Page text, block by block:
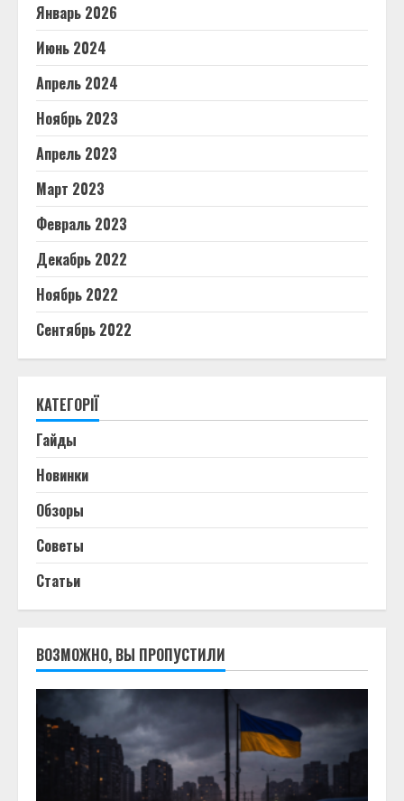
Январь 2026
Июнь 2024
Апрель 2024
Ноябрь 2023
Апрель 2023
Март 2023
Февраль 2023
Декабрь 2022
Ноябрь 2022
Сентябрь 2022
КАТЕГОРІЇ
Гайды
Новинки
Обзоры
Советы
Статьи
ВОЗМОЖНО, ВЫ ПРОПУСТИЛИ